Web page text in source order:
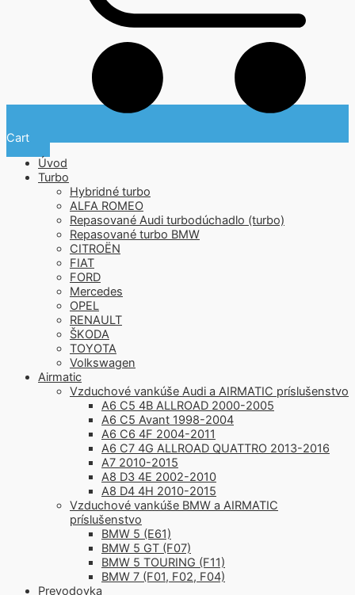
Cart
Úvod
Turbo
Hybridné turbo
ALFA ROMEO
Repasované Audi turbodúchadlo (turbo)
Repasované turbo BMW
CITROËN
FIAT
FORD
Mercedes
OPEL
RENAULT
ŠKODA
TOYOTA
Volkswagen
Airmatic
Vzduchové vankúše Audi a AIRMATIC príslušenstvo
A6 C5 4B ALLROAD 2000-2005
A6 C5 Avant 1998-2004
A6 C6 4F 2004-2011
A6 C7 4G ALLROAD QUATTRO 2013-2016
A7 2010-2015
A8 D3 4E 2002-2010
A8 D4 4H 2010-2015
Vzduchové vankúše BMW a AIRMATIC
príslušenstvo
BMW 5 (E61)
BMW 5 GT (F07)
BMW 5 TOURING (F11)
BMW 7 (F01, F02, F04)
Prevodovka